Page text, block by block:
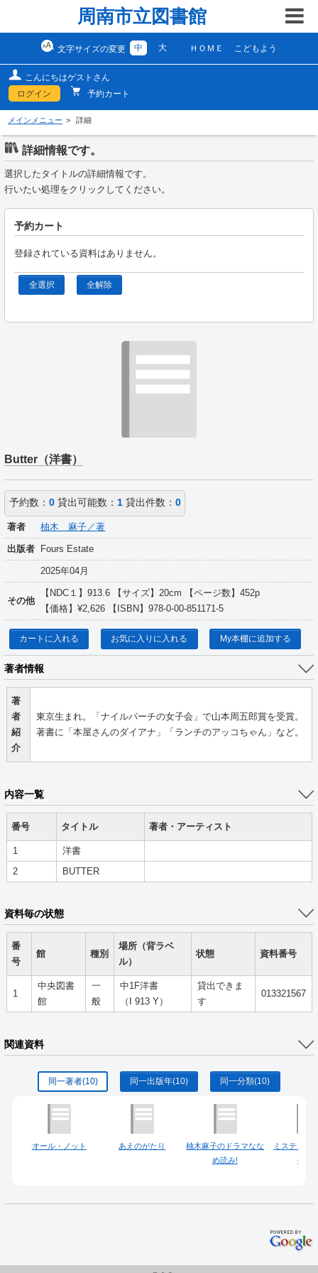
周南市立図書館
文字サイズの変更 中 大 ＨＯＭＥ こどもよう
こんにちはゲストさん
ログイン
予約カート
メインメニュー 詳細
詳細情報です。
選択したタイトルの詳細情報です。
行いたい処理をクリックしてください。
予約カート
登録されている資料はありません。
全選択 全解除
Butter（洋書）
予約数： 0貸出可能数： 1貸出件数： 0
著者 柚木 麻子／著
出版者 Fours Estate
2025年04月
その他
【NDC１】913.6 【サイズ】20cm 【ページ数】452p
【価格】¥2,626 【ISBN】978-0-00-851171-5
カートに入れる お気に入りに入れる My本棚に追加する
著者情報
著
者
紹
介
東京生まれ。「ナイルパーチの女子会」で山本周五郎賞を受賞。
著書に「本屋さんのダイアナ」「ランチのアッコちゃん」など。
内容一覧
番号 タイトル 著者・アーティスト
1 洋書
2 BUTTER
資料毎の状態
番
号
館 種別
場所（背ラベ
ル）
状態 資料番号
1
中央図書
館
一
般
中1F洋書
（I 913 Y）
貸出できま
す
013321567
関連資料
同一著者(10) 同一出版年(10) 同一分類(10)
オール・ノット あえのがたり
柚木麻子のドラマなな
め読み!
ミステリな
(文庫